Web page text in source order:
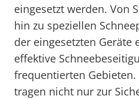
eingesetzt werden. Von
hin zu speziellen
der eingesetzten Geräte
effektive
frequentierten
tragen nicht nur zur